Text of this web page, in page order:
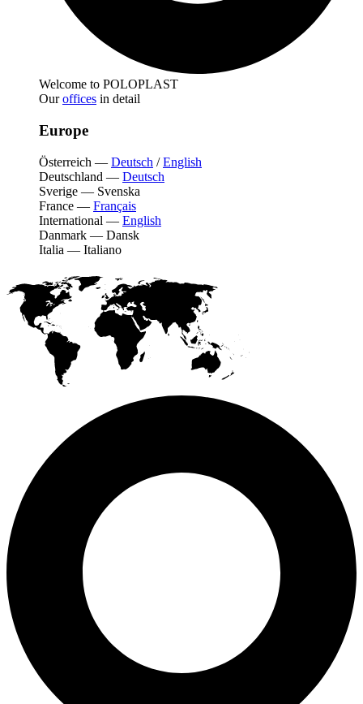
Welcome to POLOPLAST
Ouroffices in detail
Europe
Österreich — Deutsch /English
Deutschland — Deutsch
Sverige — Svenska
France — Français
International — English
Danmark — Dansk
Italia — Italiano